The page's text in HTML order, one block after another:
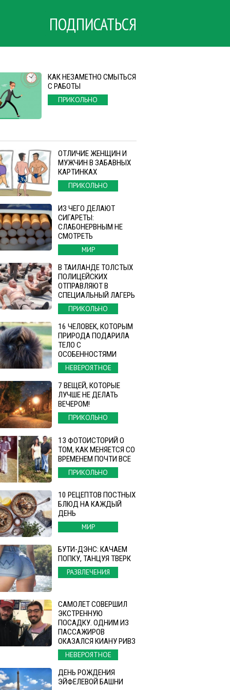
ПОДПИСАТЬСЯ
КАК НЕЗАМЕТНО СМЫТЬСЯ
С РАБОТЫ
ПРИКОЛЬНО
ОТЛИЧИЕ ЖЕНЩИН И
МУЖЧИН В ЗАБАВНЫХ
КАРТИНКАХ
ПРИКОЛЬНО
ИЗ ЧЕГО ДЕЛАЮТ
СИГАРЕТЫ:
СЛАБОНЕРВНЫМ НЕ
СМОТРЕТЬ
МИР
В ТАИЛАНДЕ ТОЛСТЫХ
ПОЛИЦЕЙСКИХ
ОТПРАВЛЯЮТ В
СПЕЦИАЛЬНЫЙ ЛАГЕРЬ
ПРИКОЛЬНО
16 ЧЕЛОВЕК, КОТОРЫМ
ПРИРОДА ПОДАРИЛА
ТЕЛО С
ОСОБЕННОСТЯМИ
НЕВЕРОЯТНОЕ
7 ВЕЩЕЙ, КОТОРЫЕ
ЛУЧШЕ НЕ ДЕЛАТЬ
ВЕЧЕРОМ!
ПРИКОЛЬНО
13 ФОТОИСТОРИЙ О
ТОМ, КАК МЕНЯЕТСЯ СО
ВРЕМЕНЕМ ПОЧТИ ВСЕ
ПРИКОЛЬНО
10 РЕЦЕПТОВ ПОСТНЫХ
БЛЮД НА КАЖДЫЙ
ДЕНЬ
МИР
БУТИ-ДЭНС: КАЧАЕМ
ПОПКУ, ТАНЦУЯ ТВЕРК
РАЗВЛЕЧЕНИЯ
САМОЛЕТ СОВЕРШИЛ
ЭКСТРЕННУЮ
ПОСАДКУ. ОДНИМ ИЗ
ПАССАЖИРОВ
ОКАЗАЛСЯ КИАНУ РИВЗ
НЕВЕРОЯТНОЕ
ДЕНЬ РОЖДЕНИЯ
ЭЙФЕЛЕВОЙ БАШНИ